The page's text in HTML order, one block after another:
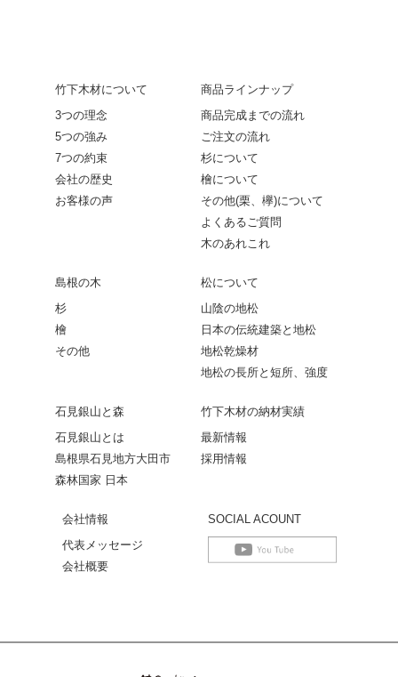
竹下木材について
3つの理念
5つの強み
7つの約束
会社の歴史
お客様の声
商品ラインナップ
商品完成までの流れ
ご注文の流れ
杉について
檜について
その他(栗、欅)について
よくあるご質問
木のあれこれ
島根の木
杉
檜
その他
松について
山陰の地松
日本の伝統建築と地松
地松乾燥材
地松の長所と短所、強度
石見銀山と森
石見銀山とは
島根県石見地方大田市
森林国家 日本
竹下木材の納材実績
最新情報
採用情報
会社情報
代表メッセージ
会社概要
SOCIAL ACOUNT